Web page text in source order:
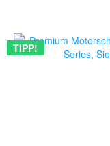
TIPP!